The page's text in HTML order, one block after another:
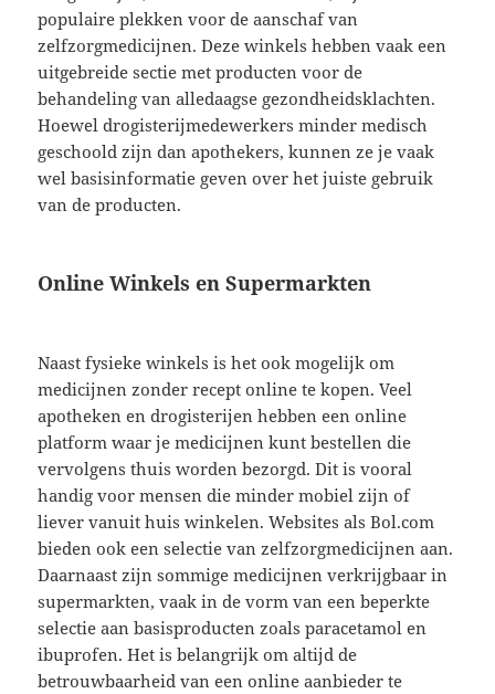
populaire plekken voor de aanschaf van
zelfzorgmedicijnen. Deze winkels hebben vaak een
uitgebreide sectie met producten voor de
behandeling van alledaagse gezondheidsklachten.
Hoewel drogisterijmedewerkers minder medisch
geschoold zijn dan apothekers, kunnen ze je vaak
wel basisinformatie geven over het juiste gebruik
van de producten.
Online Winkels en Supermarkten
Naast fysieke winkels is het ook mogelijk om
medicijnen zonder recept online te kopen. Veel
apotheken en drogisterijen hebben een online
platform waar je medicijnen kunt bestellen die
vervolgens thuis worden bezorgd. Dit is vooral
handig voor mensen die minder mobiel zijn of
liever vanuit huis winkelen. Websites als Bol.com
bieden ook een selectie van zelfzorgmedicijnen aan.
Daarnaast zijn sommige medicijnen verkrijgbaar in
supermarkten, vaak in de vorm van een beperkte
selectie aan basisproducten zoals paracetamol en
ibuprofen. Het is belangrijk om altijd de
betrouwbaarheid van een online aanbieder te